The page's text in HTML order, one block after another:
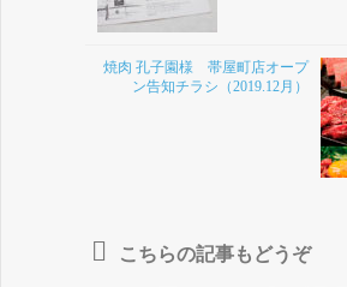
焼肉 孔子園様 帯屋町店オープ
ン告知チラシ（2019.12月）
こちらの記事もどうぞ